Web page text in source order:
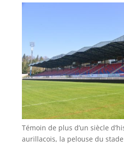
Témoin de plus d’un siècle
aurillacois, la pelouse du